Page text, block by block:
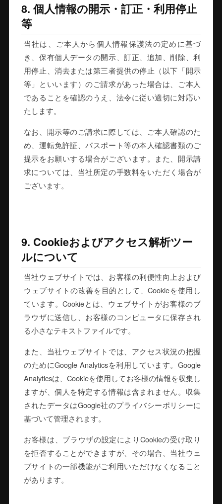
8. 個人情報の開示・訂正・利用停止
等
当社は、ご本人から個人情報保護法の定めに基づ
き、保有個人データの開示、訂正、追加、削除、利
用停止、消去または第三者提供の停止（以下「開示
等」といいます）のご請求があった場合は、ご本人
であることを確認のうえ、法令に従い適切に対応い
たします。
なお、開示等のご請求に際しては、ご本人確認のた
め、運転免許証、パスポート等の本人確認書類のご
提示をお願いする場合がございます。また、開示請
求については、当社所定の手数料をいただく場合が
ございます。
9. Cookieおよびアクセス解析ツー
ルについて
当社ウェブサイトでは、お客様の利便性向上および
ウェブサイトの改善を目的として、Cookieを使用し
ています。Cookieとは、ウェブサイトがお客様のブ
ラウザに送信し、お客様のコンピュータに保存され
る小さなテキストファイルです。
また、当社ウェブサイトでは、アクセス状況の把握
のためにGoogle Analyticsを利用しています。Google
Analyticsは、Cookieを使用してお客様の情報を収集し
ますが、個人を特定する情報は含まれません。収集
されたデータはGoogle社のプライバシーポリシーに
基づいて管理されます。
お客様は、ブラウザの設定によりCookieの受け取り
を拒否することができますが、その場合、当社ウェ
ブサイトの一部機能がご利用いただけなくなること
があります。